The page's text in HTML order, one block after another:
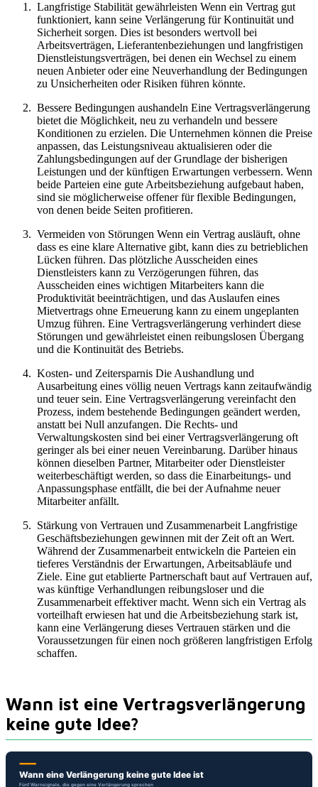
Langfristige Stabilität gewährleisten Wenn ein Vertrag gut
funktioniert, kann seine Verlängerung für Kontinuität und
Sicherheit sorgen. Dies ist besonders wertvoll bei
Arbeitsverträgen, Lieferantenbeziehungen und langfristigen
Dienstleistungsverträgen, bei denen ein Wechsel zu einem
neuen Anbieter oder eine Neuverhandlung der Bedingungen
zu Unsicherheiten oder Risiken führen könnte.
Bessere Bedingungen aushandeln Eine Vertragsverlängerung
bietet die Möglichkeit, neu zu verhandeln und bessere
Konditionen zu erzielen. Die Unternehmen können die Preise
anpassen, das Leistungsniveau aktualisieren oder die
Zahlungsbedingungen auf der Grundlage der bisherigen
Leistungen und der künftigen Erwartungen verbessern. Wenn
beide Parteien eine gute Arbeitsbeziehung aufgebaut haben,
sind sie möglicherweise offener für flexible Bedingungen,
von denen beide Seiten profitieren.
Vermeiden von Störungen Wenn ein Vertrag ausläuft, ohne
dass es eine klare Alternative gibt, kann dies zu betrieblichen
Lücken führen. Das plötzliche Ausscheiden eines
Dienstleisters kann zu Verzögerungen führen, das
Ausscheiden eines wichtigen Mitarbeiters kann die
Produktivität beeinträchtigen, und das Auslaufen eines
Mietvertrags ohne Erneuerung kann zu einem ungeplanten
Umzug führen. Eine Vertragsverlängerung verhindert diese
Störungen und gewährleistet einen reibungslosen Übergang
und die Kontinuität des Betriebs.
Kosten- und Zeitersparnis Die Aushandlung und
Ausarbeitung eines völlig neuen Vertrags kann zeitaufwändig
und teuer sein. Eine Vertragsverlängerung vereinfacht den
Prozess, indem bestehende Bedingungen geändert werden,
anstatt bei Null anzufangen. Die Rechts- und
Verwaltungskosten sind bei einer Vertragsverlängerung oft
geringer als bei einer neuen Vereinbarung. Darüber hinaus
können dieselben Partner, Mitarbeiter oder Dienstleister
weiterbeschäftigt werden, so dass die Einarbeitungs- und
Anpassungsphase entfällt, die bei der Aufnahme neuer
Mitarbeiter anfällt.
Stärkung von Vertrauen und Zusammenarbeit Langfristige
Geschäftsbeziehungen gewinnen mit der Zeit oft an Wert.
Während der Zusammenarbeit entwickeln die Parteien ein
tieferes Verständnis der Erwartungen, Arbeitsabläufe und
Ziele. Eine gut etablierte Partnerschaft baut auf Vertrauen auf,
was künftige Verhandlungen reibungsloser und die
Zusammenarbeit effektiver macht. Wenn sich ein Vertrag als
vorteilhaft erwiesen hat und die Arbeitsbeziehung stark ist,
kann eine Verlängerung dieses Vertrauen stärken und die
Voraussetzungen für einen noch größeren langfristigen Erfolg
schaffen.
Wann ist eine Vertragsverlängerung
keine gute Idee?